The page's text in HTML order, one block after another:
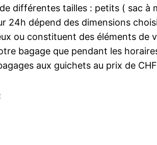
différentes tailles : petits ( sac
24h dépend des dimensions
ou constituent des éléments
bagage que pendant les
aux guichets au prix de